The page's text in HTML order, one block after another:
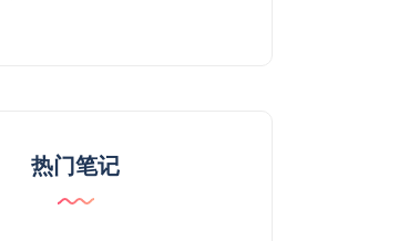
热门笔记